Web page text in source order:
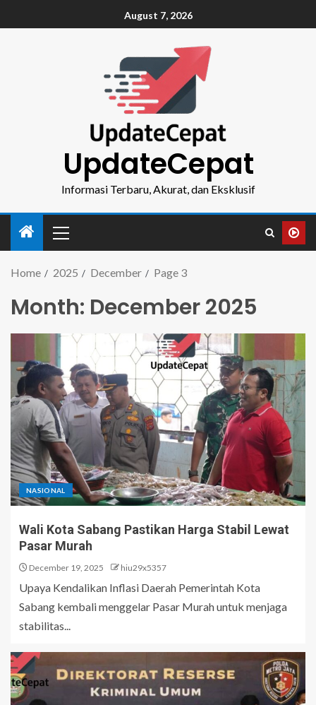
August 7, 2026
UpdateCepat
Informasi Terbaru, Akurat, dan Eksklusif
Home 2025 December Page 3
Month: December 2025
NASIONAL
Wali Kota Sabang Pastikan Harga Stabil Lewat
Pasar Murah
December 19, 2025 hiu29x5357
Upaya Kendalikan Inflasi Daerah Pemerintah Kota
Sabang kembali menggelar Pasar Murah untuk menjaga
stabilitas...